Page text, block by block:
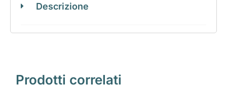
Descrizione
Prodotti correlati